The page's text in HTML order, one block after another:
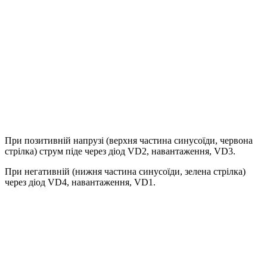
При позитивній напрузі (верхня частина синусоїди, червона
стрілка) струм піде через діод VD2, навантаження, VD3.
При негативній (нижня частина синусоїди, зелена стрілка)
через діод VD4, навантаження, VD1.